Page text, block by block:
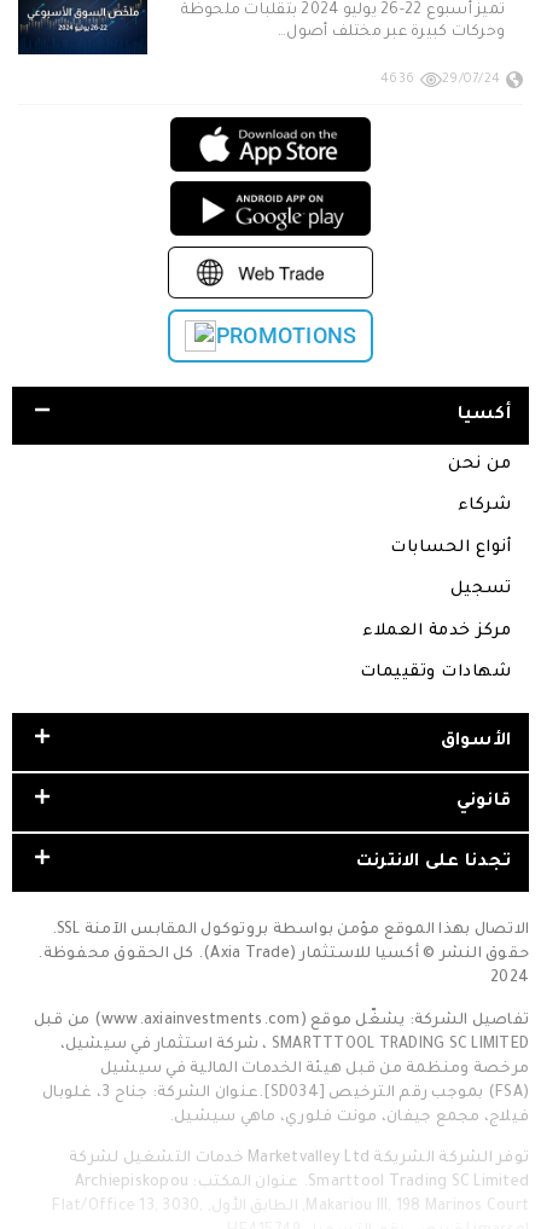
تميز أسبوع 22-26 يوليو 2024 بتقلبات ملحوظة
وحركات كبيرة عبر مختلف أصول…
29/07/24
4636
PROMOTIONS
أكسيا
من نحن
شركاء
أنواع الحسابات
تسجيل
مركز خدمة العملاء
شهادات وتقييمات
الأسواق
قانوني
تجدنا على الانترنت
الاتصال بهذا الموقع مؤمن بواسطة بروتوكول المقابس الآمنة SSL.
حقوق النشر © أكسيا للاستثمار (Axia Trade). كل الحقوق محفوظة.
2024
تفاصيل الشركة: يشغّل موقع (www.axiainvestments.com) من قبل
SMARTTTOOL TRADING SC LIMITED ، شركة استثمار في سيشيل،
مرخصة ومنظمة من قبل هيئة الخدمات المالية في سيشيل
(FSA) بموجب رقم الترخيص [SD034].عنوان الشركة: جناح 3، غلوبال
فيلاج، مجمع جيفان، مونت فلوري، ماهي سيشيل.
توفر الشركة الشريكة Marketvalley Ltd خدمات التشغيل لشركة
Smarttool Trading SC Limited. عنوان المكتب: Archiepiskopou
Makariou III, 198 Marinos Court, الطابق الأول, Flat/Office 13, 3030,